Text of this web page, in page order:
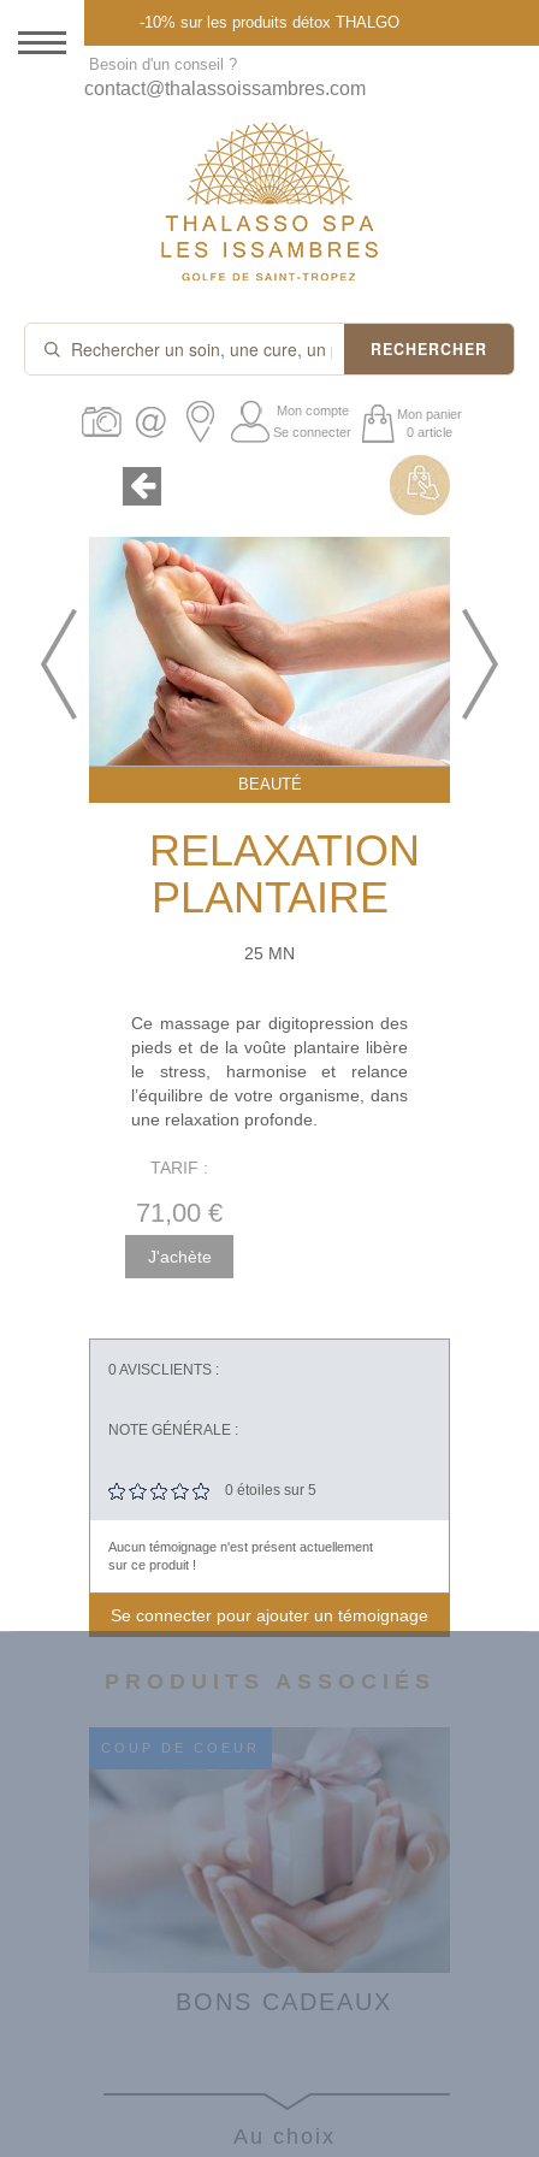
DESTINATION
THALASSO SPA
CURES ET FORFAITS
SOINS À LA CARTE
ABONNEMENTS
PROMOS
-10% sur les produits détox THALGO
Besoin d'un conseil ?
contact@thalassoissambres.com
RECHERCHER
Mon compte
Se connecter
Mon panier
0 article
BEAUTÉ
RELAXATION
PLANTAIRE
25 MN
Ce massage par digitopression des
pieds et de la voûte plantaire libère
le stress, harmonise et relance
l’équilibre de votre organisme, dans
une relaxation profonde.
TARIF :
71,00 €
0AVISCLIENTS :
NOTE GÉNÉRALE :
0 étoiles sur 5
Aucun témoignage n'est présent actuellement
sur ce produit !
Se connecter pour ajouter un témoignage
PRODUITS ASSOCIÉS
COUP DE COEUR
BONS CADEAUX
Au choix